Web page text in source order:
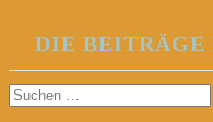
DIE BEITRÄGE
Suchen
nach: